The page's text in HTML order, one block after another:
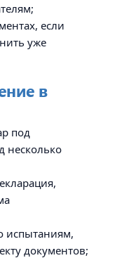
если
уже
в
под
несколько
испытаниям,
документов;